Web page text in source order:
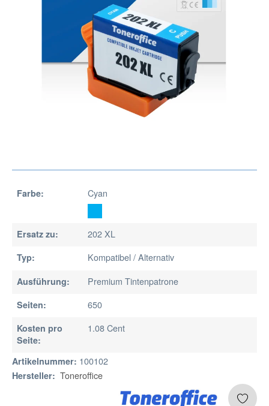
Farbe: Cyan
Ersatz zu: 202 XL
Typ: Kompatibel / Alternativ
Ausführung: Premium Tintenpatrone
Seiten: 650
Kosten pro
Seite:
1.08 Cent
Artikelnummer: 100102
Hersteller: Toneroffice